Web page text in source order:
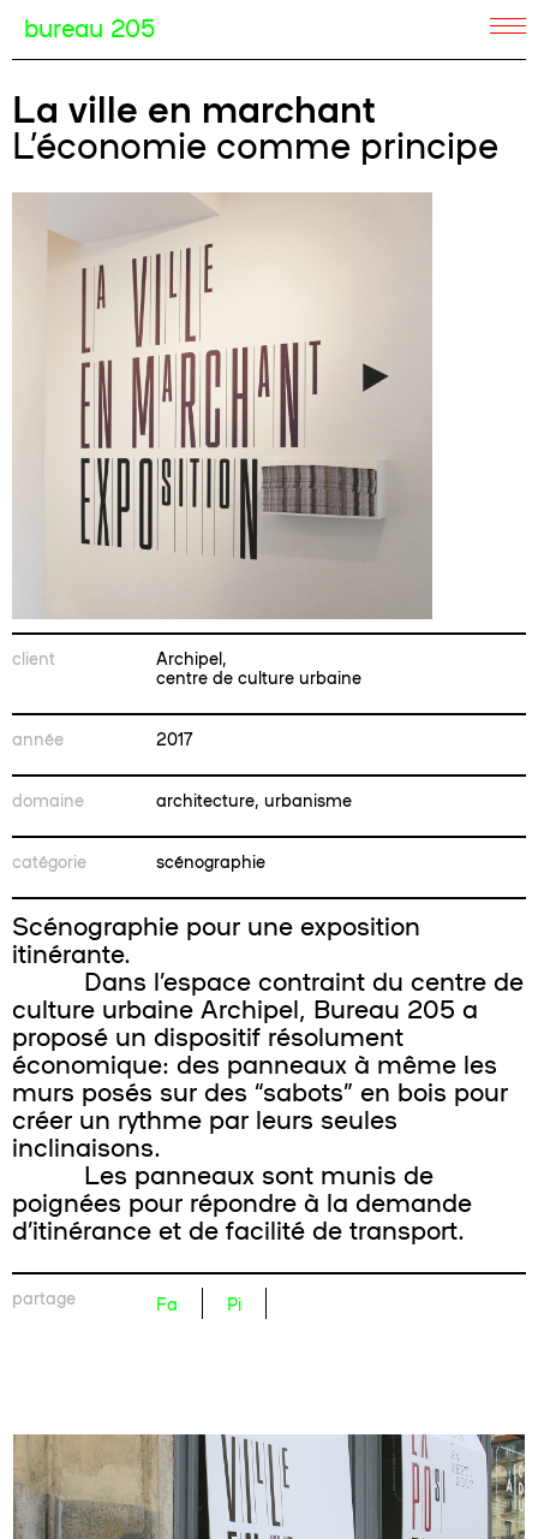
bureau 205
La ville en marchant
L’économie comme principe
client
Archipel,
centre de culture urbaine
année 2017
domaine architecture, urbanisme
catégorie scénographie
Scénographie pour une exposition
itinérante.
Dans l’espace contraint du centre de
culture urbaine Archipel, Bureau 205 a
proposé un dispositif résolument
économique: des panneaux à même les
murs posés sur des “sabots” en bois pour
créer un rythme par leurs seules
inclinaisons.
Les panneaux sont munis de
poignées pour répondre à la demande
d’itinérance et de facilité de transport.
partage Fa Pi